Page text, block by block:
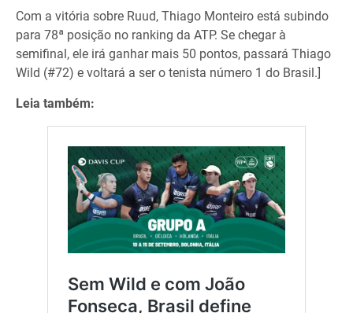
Com a vitória sobre Ruud, Thiago Monteiro está subindo
para 78ª posição no ranking da ATP. Se chegar à
semifinal, ele irá ganhar mais 50 pontos, passará Thiago
Wild (#72) e voltará a ser o tenista número 1 do Brasil.]
Leia também: